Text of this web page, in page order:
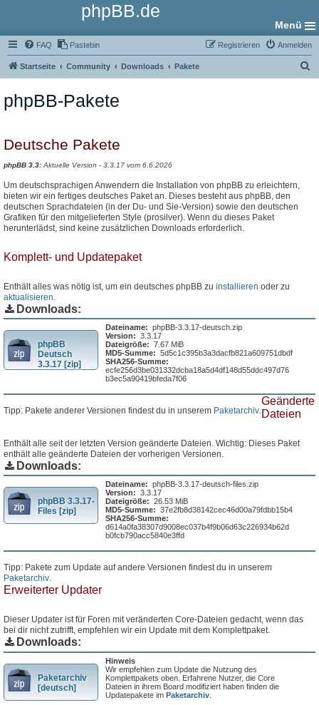
phpBB.de
Menü
FAQ Pastebin Anmelden
Registrieren
Startseite Community Downloads Pakete
phpBB-Pakete
Deutsche Pakete
phpBB 3.3: Aktuelle Version - 3.3.17 vom 6.6.2026
Um deutschsprachigen Anwendern die Installation von phpBB zu erleichtern,
bieten wir ein fertiges deutsches Paket an. Dieses besteht aus phpBB, den
deutschen Sprachdateien (in der Du- und Sie-Version) sowie den deutschen
Grafiken für den mitgelieferten Style (prosilver). Wenn du dieses Paket
herunterlädst, sind keine zusätzlichen Downloads erforderlich.
Komplett- und Updatepaket
Enthält alles was nötig ist, um ein deutsches phpBB zu installieren oder zu
aktualisieren.
Downloads:
phpBB
Deutsch
3.3.17 [zip]
Dateiname: phpBB-3.3.17-deutsch.zip
Version: 3.3.17
Dateigröße: 7.67 MiB
MD5-Summe: 5d5c1c395b3a3dacfb821a609751dbdf
SHA256-Summe:
ecfe256d3be031332dcba18a5d4df148d55ddc497d76
b3ec5a90419bfeda7f06
Tipp: Pakete anderer Versionen findest du in unserem Paketarchiv.
Geänderte
Dateien
Enthält alle seit der letzten Version geänderte Dateien. Wichtig: Dieses Paket
enthält alle geänderte Dateien der vorherigen Versionen.
Downloads:
phpBB 3.3.17-
Files [zip]
Dateiname: phpBB-3.3.17-deutsch-files.zip
Version: 3.3.17
Dateigröße: 26.53 MiB
MD5-Summe: 37e2fb8d38142cec46d00a79fdbb15b4
SHA256-Summe:
d614a0fa38307d9008ec037b4f9b06d63c226934b62d
b0fcb790acc5840e3ffd
Tipp: Pakete zum Update auf andere Versionen findest du in unserem
Paketarchiv.
Erweiterter Updater
Dieser Updater ist für Foren mit veränderten Core-Dateien gedacht, wenn das
bei dir nicht zutrifft, empfehlen wir ein Update mit dem Komplettpaket.
Downloads:
Paketarchiv
[deutsch]
Hinweis
Wir empfehlen zum Update die Nutzung des
Komplettpakets oben. Erfahrene Nutzer, die Core
Dateien in ihrem Board modifiziert haben finden die
Updatepakete imPaketarchiv